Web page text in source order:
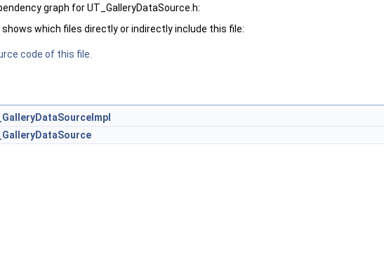
graph for UT_GalleryDataSource.h:
shows which files directly or indirectly include this file:
code of this file.